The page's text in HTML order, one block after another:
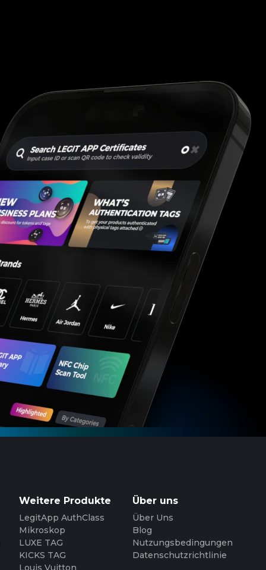
Weitere Produkte
LegitApp AuthClass
Mikroskop
LUXE TAG
KICKS TAG
Louis Vuitton
Über uns
Über Uns
Blog
Nutzungsbedingungen
Datenschutzrichtlinie